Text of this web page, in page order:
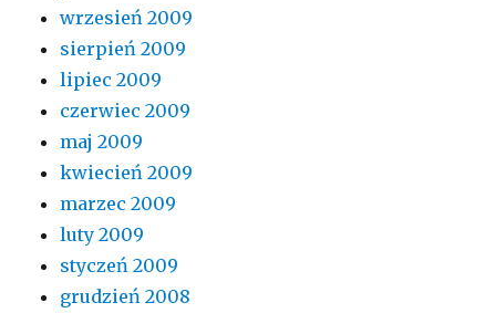
wrzesień 2009
sierpień 2009
lipiec 2009
czerwiec 2009
maj 2009
kwiecień 2009
marzec 2009
luty 2009
styczeń 2009
grudzień 2008